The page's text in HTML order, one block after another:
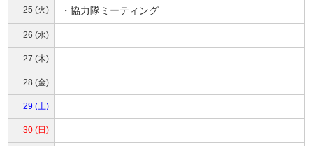
25 (火) ・協力隊ミーティング
26 (水)
27 (木)
28 (金)
29 (土)
30 (日)